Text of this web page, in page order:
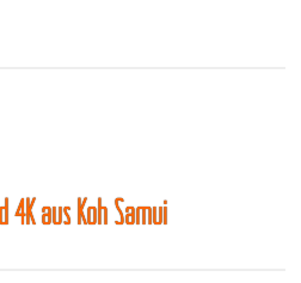
4K aus Koh Samui